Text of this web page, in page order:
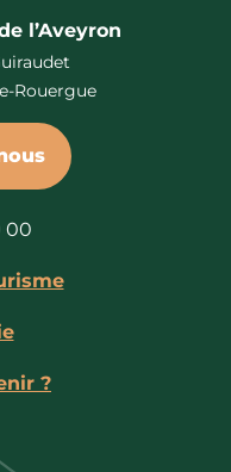
l’Aveyron
Rouergue
00
?